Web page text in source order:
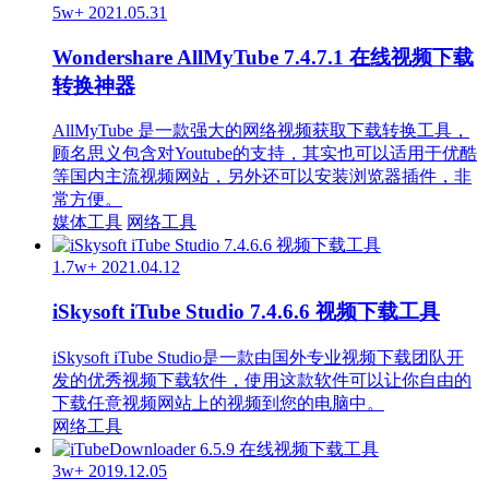
5w+ 2021.05.31
Wondershare AllMyTube 7.4.7.1 在线视频下载
转换神器
AllMyTube 是一款强大的网络视频获取下载转换工具，
顾名思义包含对Youtube的支持，其实也可以适用于优酷
等国内主流视频网站，另外还可以安装浏览器插件，非
常方便。
媒体工具 网络工具
1.7w+ 2021.04.12
iSkysoft iTube Studio 7.4.6.6 视频下载工具
iSkysoft iTube Studio是一款由国外专业视频下载团队开
发的优秀视频下载软件，使用这款软件可以让你自由的
下载任意视频网站上的视频到您的电脑中。
网络工具
3w+ 2019.12.05